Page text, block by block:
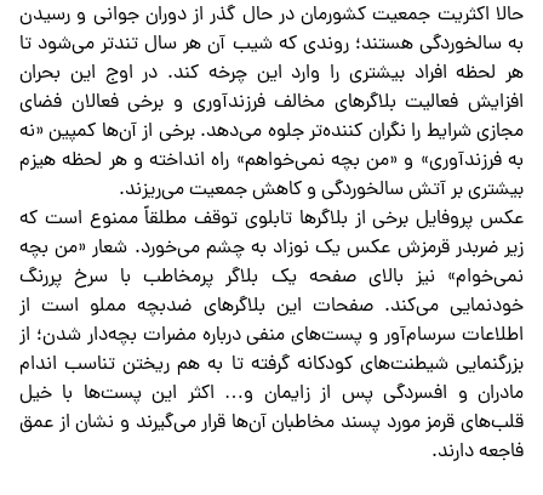
حالا اکثریت جمعیت کشورمان در حال گذر از دوران جوانی و رسیدن
به سالخوردگی هستند؛ روندی که شیب آن هر سال تندتر می‌شود تا
هر لحظه افراد بیشتری را وارد این چرخه کند. در اوج این بحران
افزایش فعالیت بلاگرهای مخالف فرزندآوری و برخی فعالان فضای
مجازی شرایط را نگران کننده‌تر جلوه می‌دهد. برخی از آن‌ها کمپین «نه
به فرزندآوری» و «من بچه نمی‌خواهم» راه انداخته و هر لحظه هیزم
بیشتری بر آتش سالخوردگی و کاهش جمعیت می‌ریزند.
عکس پروفایل برخی از بلاگرها تابلوی توقف مطلقاً ممنوع است که
زیر ضربدر قرمزش عکس یک نوزاد به چشم می‌خورد. شعار «من بچه
نمی‌خوام» نیز بالای صفحه یک بلاگر پرمخاطب با سرخ پررنگ
خودنمایی می‌کند. صفحات این بلاگرهای ضدبچه مملو است از
اطلاعات سرسام‌آور و پست‌های منفی درباره مضرات بچه‌دار شدن؛ از
بزرگنمایی شیطنت‌های کودکانه گرفته تا به هم ریختن تناسب اندام
مادران و افسردگی پس از زایمان و… اکثر این پست‌ها با خیل
قلب‌های قرمز مورد پسند مخاطبان آن‌ها قرار می‌گیرند و نشان از عمق
فاجعه دارند.